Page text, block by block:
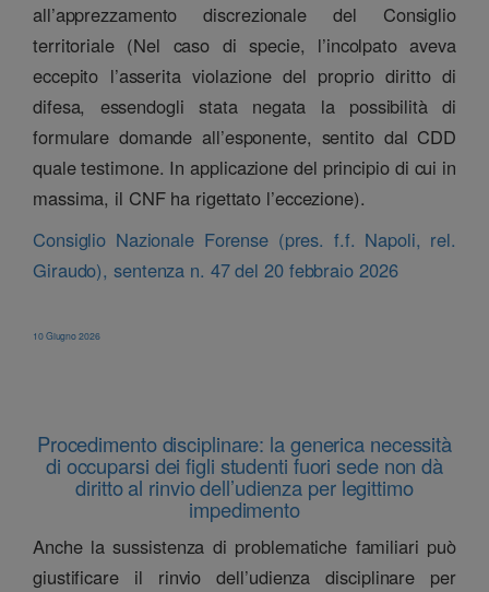
all’apprezzamento discrezionale del Consiglio
territoriale (Nel caso di specie, l’incolpato aveva
eccepito l’asserita violazione del proprio diritto di
difesa, essendogli stata negata la possibilità di
formulare domande all’esponente, sentito dal CDD
quale testimone. In applicazione del principio di cui in
massima, il CNF ha rigettato l’eccezione).
Consiglio Nazionale Forense (pres. f.f. Napoli, rel.
Giraudo), sentenza n. 47 del 20 febbraio 2026
10 Giugno 2026
Procedimento disciplinare: la generica necessità
di occuparsi dei figli studenti fuori sede non dà
diritto al rinvio dell’udienza per legittimo
impedimento
Anche la sussistenza di problematiche familiari può
giustificare il rinvio dell’udienza disciplinare per